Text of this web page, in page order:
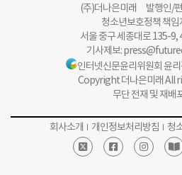
(주)더나은미래 발행인/
청소년보호정책 책임
서울 중구 세종대로 135-9,
기사제보:
인터넷신문윤리위원회 윤
Copyright 더나은미래 All
무단 전재 및 재배
회사소개 개인정보처리방침 청